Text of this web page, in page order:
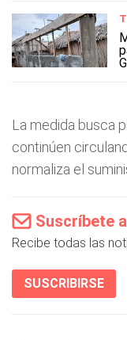
La medida busca
continúen
normaliza el
Suscríbete
Recibe todas las
SUSCRIBIRSE